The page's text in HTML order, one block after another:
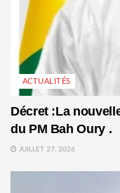
ACTUALITÉS
Décret :La
du PM Bah Oury .
JUILLET 27, 2026